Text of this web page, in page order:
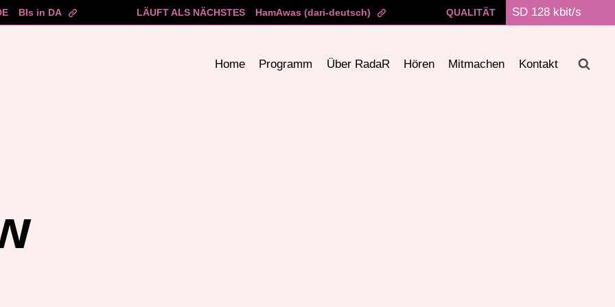
BIs in DA LÄUFT ALS NÄCHSTES HamAwas (dari-deutsch) QUALITÄT
Home Programm Über RadaR Hören Mitmachen Kontakt